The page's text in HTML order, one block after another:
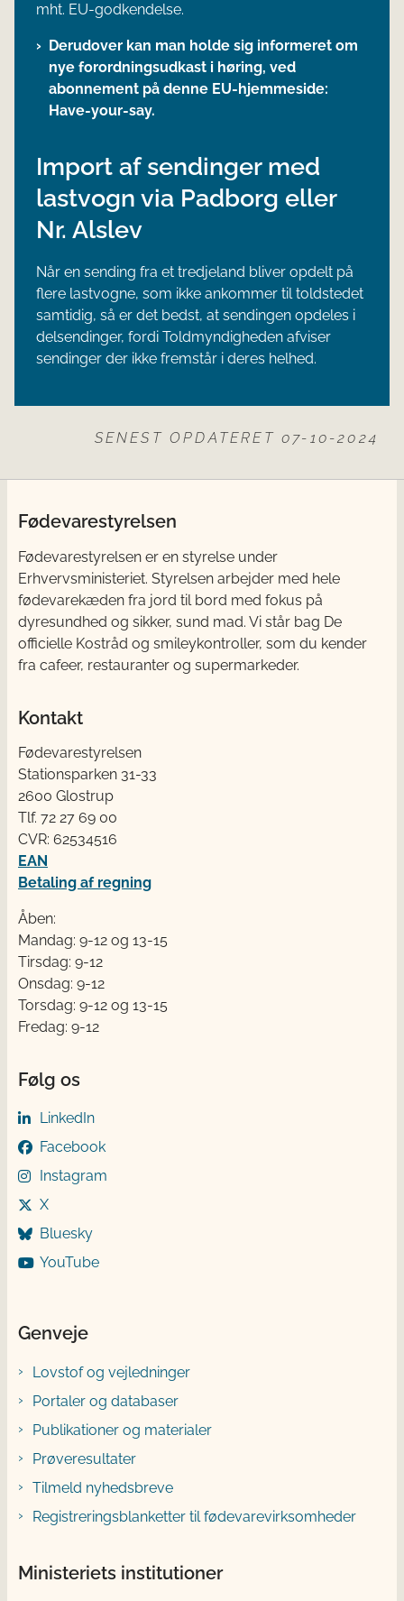
mht. EU-godkendelse.
Derudover kan man holde sig informeret om
nye forordningsudkast i høring, ved
abonnement på denne EU-hjemmeside:
Have-your-say.
Import af sendinger med
lastvogn via Padborg eller
Nr. Alslev
Når en sending fra et tredjeland bliver opdelt på
flere lastvogne, som ikke ankommer til toldstedet
samtidig, så er det bedst, at sendingen opdeles i
delsendinger, fordi Toldmyndigheden afviser
sendinger der ikke fremstår i deres helhed.
SENEST OPDATERET 07-10-2024
Fødevarestyrelsen
Fødevarestyrelsen er en styrelse under
Erhvervsministeriet. Styrelsen arbejder med hele
fødevarekæden fra jord til bord med fokus på
dyresundhed og sikker, sund mad. Vi står bag De
officielle Kostråd og smileykontroller, som du kender
fra cafeer, restauranter og supermarkeder.
Kontakt
Fødevarestyrelsen
Stationsparken 31-33
2600 Glostrup
Tlf. 72 2​​​7 69 00
CVR: 62534516
EAN
Betaling af regning
Åben:
Mandag: 9-12 og 13-15
Tirsdag: 9-12
Onsdag: 9-12
Torsdag: 9-12 og 13-15
Fredag: 9-12
Følg os
LinkedIn
Facebook
Instagram
X
Bluesky
YouTube
Genveje
Lovstof og vejledninger
Portaler og databaser
Publikationer og materialer
Prøveresultater
Tilmeld nyhedsbreve
Registreringsblanketter til fødevarevirksomheder
Ministeriets institutioner